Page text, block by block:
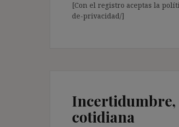
[Con el registro aceptas la
de-privacidad/]
Incertidumbre,
cotidiana